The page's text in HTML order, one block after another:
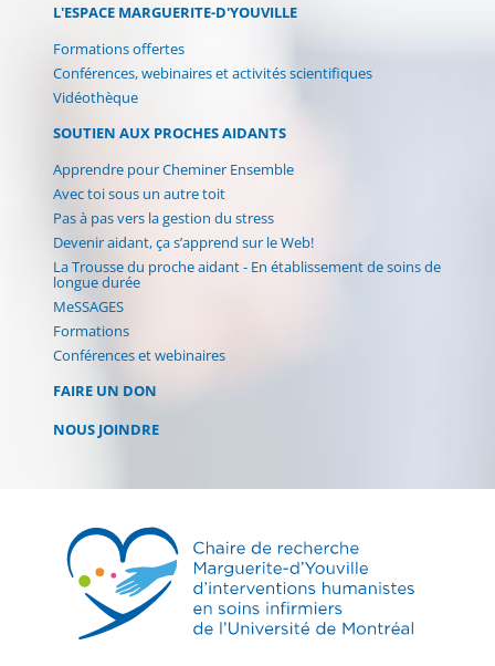
L'ESPACE MARGUERITE-D'YOUVILLE
Formations offertes
Conférences, webinaires et activités scientifiques
Vidéothèque
SOUTIEN AUX PROCHES AIDANTS
Apprendre pour Cheminer Ensemble
Avec toi sous un autre toit
Pas à pas vers la gestion du stress
Devenir aidant, ça s’apprend sur le Web!
La Trousse du proche aidant - En établissement de soins de
longue durée
MeSSAGES
Formations
Conférences et webinaires
FAIRE UN DON
NOUS JOINDRE